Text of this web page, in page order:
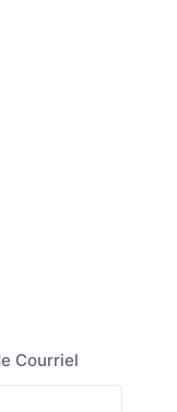
Courriel